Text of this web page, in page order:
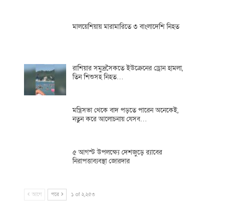
মালয়েশিয়ায় মারামারিতে ৩ বাংলাদেশি নিহত
রাশিয়ার সমুদ্রসৈকতে ইউক্রেনের ড্রোন হামলা,
তিন শিশুসহ নিহত…
মন্ত্রিসভা থেকে বাদ পড়তে পারেন অনেকেই,
নতুন করে আলোচনায় যেসব…
৫ আগস্ট উপলক্ষ্যে দেশজুড়ে র‌্যাবের
নিরাপত্তাব্যবস্থা জোরদার
আগে পরে ১ of ২,২৫৩